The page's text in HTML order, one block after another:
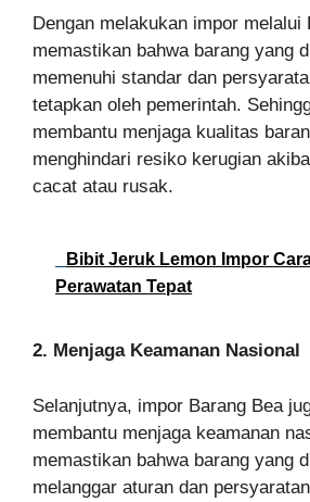
Dengan melakukan impor melalui
memastikan bahwa barang yang
memenuhi standar dan
tetapkan oleh pemerintah.
membantu menjaga kualitas
menghindari resiko kerugian
cacat atau rusak.
Bibit Jeruk Lemon Impor
Perawatan Tepat
2. Menjaga Keamanan Nasional
Selanjutnya, impor Barang Bea
membantu menjaga keamanan
memastikan bahwa barang yang
melanggar aturan dan